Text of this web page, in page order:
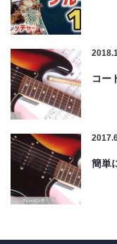
コー
簡単